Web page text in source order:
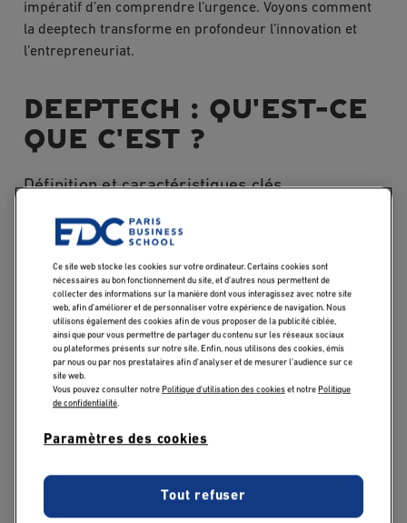
impératif d’en comprendre l’urgence. Voyons comment
la deeptech transforme en profondeur l’innovation et
l’entrepreneuriat.
DEEPTECH : QU'EST-CE
QUE C'EST ?
Définition et caractéristiques clés
Le terme « deeptech » désigne un ensemble
d’innovations issues de découvertes scientifiques ou
d’avancées technologiques majeures. Contrairement aux
innovations dites « incrémentales » qui améliorent
l’existant, la deeptech repose sur des ruptures
profondes, souvent issues de plusieurs années de
recherche fondamentale ou appliquée, dans des
domaines comme l’intelligence artificielle, les
biotechnologies, les nanomatériaux, la robotique ou
solutions à fort impact, capables de répondre à des défis
complexes : transition énergétique, santé de précision,
Ce site web stocke les cookies sur votre ordinateur. Certains cookies sont
nécessaires au bon fonctionnement du site, et d’autres nous permettent de
collecter des informations sur la manière dont vous interagissez avec notre site
web, afin d’améliorer et de personnaliser votre expérience de navigation. Nous
utilisons également des cookies afin de vous proposer de la publicité ciblée,
ainsi que pour vous permettre de partager du contenu sur les réseaux sociaux
ou plateformes présents sur notre site. Enfin, nous utilisons des cookies, émis
par nous ou par nos prestataires afin d’analyser et de mesurer l’audience sur ce
site web.
Vous pouvez consulter notre Politique d'utilisation des cookieset notre Politique
de confidentialité.
Paramètres des cookies
Tout refuser